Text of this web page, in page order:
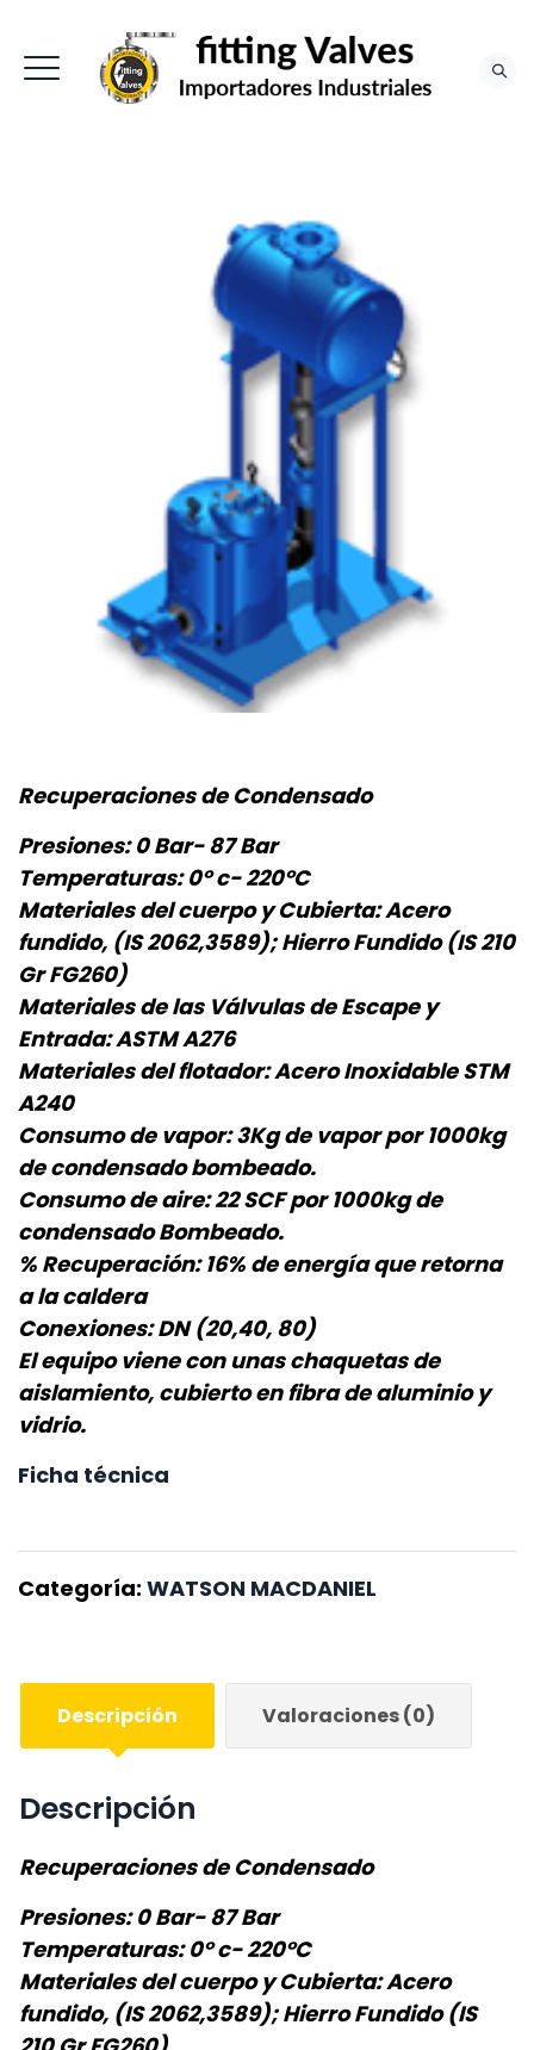
Recuperaciones de Condensado
Presiones: 0 Bar- 87 Bar
Temperaturas: 0° c- 220°C
Materiales del cuerpo y Cubierta: Acero
fundido, (IS 2062,3589); Hierro Fundido (IS 210
Gr FG260)
Materiales de las Válvulas de Escape y
Entrada: ASTM A276
Materiales del flotador: Acero Inoxidable STM
A240
Consumo de vapor: 3Kg de vapor por 1000kg
de condensado bombeado.
Consumo de aire: 22 SCF por 1000kg de
condensado Bombeado.
% Recuperación: 16% de energía que retorna
a la caldera
Conexiones: DN (20,40, 80)
El equipo viene con unas chaquetas de
aislamiento, cubierto en fibra de aluminio y
vidrio.
Ficha técnica
Categoría: WATSON MACDANIEL
Descripción Valoraciones (0)
Descripción
Recuperaciones de Condensado
Presiones: 0 Bar- 87 Bar
Temperaturas: 0° c- 220°C
Materiales del cuerpo y Cubierta: Acero
fundido, (IS 2062,3589); Hierro Fundido (IS